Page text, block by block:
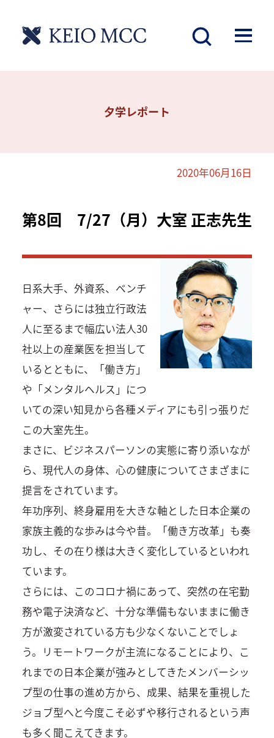
夕学レポート
2020年06月16日
第8回 7/27（月）大室 正志先生
日系大手、外資系、ベンチ
ャー、さらには独立行政法
人に至るまで幅広い法人30
社以上の産業医を担当して
いるとともに、「働き方」
や「メンタルヘルス」につ
いての深い知見から各種メディアにも引っ張りだ
この大室先生。
まさに、ビジネスパーソンの実態に寄り添いなが
ら、現代人の身体、心の健康についてさまざまに
提言をされています。
年功序列、終身雇用を大きな軸とした日本企業の
家族主義的な歩みは今や昔。「働き方改革」も奏
功し、その在り様は大きく変化しているといわれ
ています。
さらには、このコロナ禍にあって、突然の在宅勤
務や電子決済など、十分な準備もないままに働き
方が激変されている方も少なくないことでしょ
う。リモートワークが主流になることにより、こ
れまでの日本企業が強みとしてきたメンバーシッ
プ型の仕事の進め方から、成果、結果を重視した
ジョブ型へと今度こそ必ずや移行されるという声
も多く聞こえてきます。